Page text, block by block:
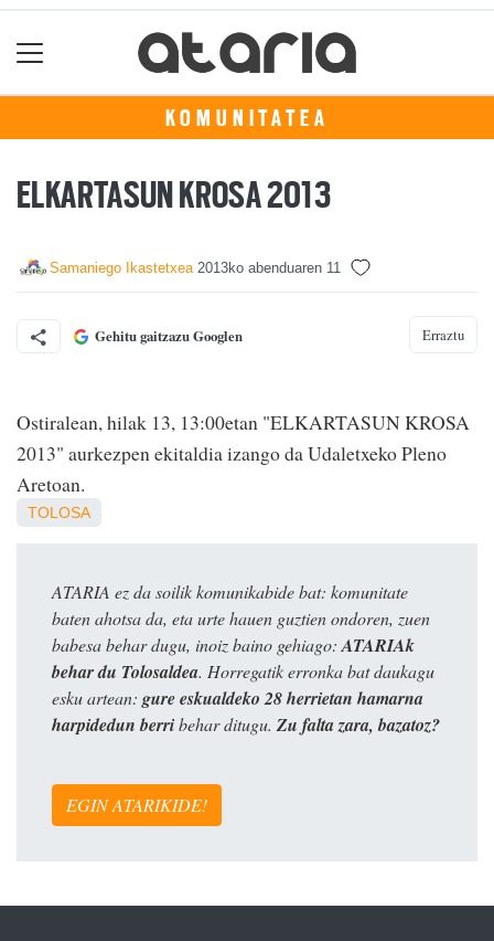
KOMUNITATEA
ELKARTASUN KROSA 2013
Samaniego Ikastetxea 2013ko abenduaren 11
Gehitu gaitzazu Googlen Erraztu
Ostiralean, hilak 13, 13:00etan "ELKARTASUN KROSA
2013" aurkezpen ekitaldia izango da Udaletxeko Pleno
Aretoan.
TOLOSA
ATARIA ez da soilik komunikabide bat: komunitate
baten ahotsa da, eta urte hauen guztien ondoren, zuen
babesa behar dugu, inoiz baino gehiago:ATARIAk
behar du Tolosaldea. Horregatik erronka bat daukagu
esku artean: gure eskualdeko 28 herrietan hamarna
harpidedun berribehar ditugu. Zu falta zara, bazatoz?
EGIN ATARIKIDE!